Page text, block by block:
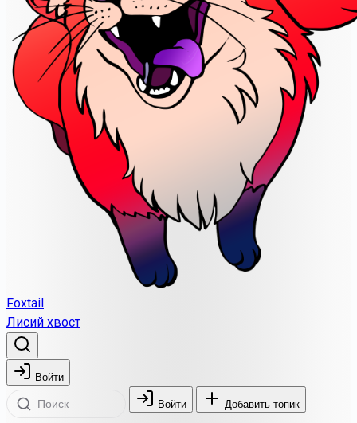
Foxtail
Лисий хвост
Войти
Войти Добавить топик